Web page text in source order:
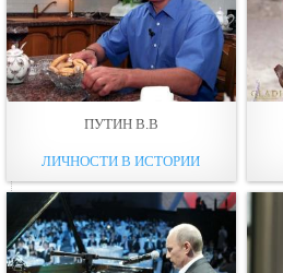
ПУТИН В.В
ЛИЧНОСТИ В ИСТОРИИ